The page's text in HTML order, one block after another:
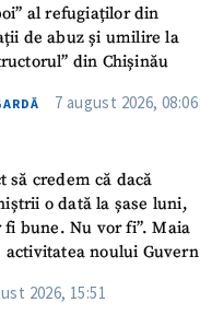
al refugiaților din
de abuz și umilire la
din Chișinău
7 august 2026, 08:06
să credem că dacă
o dată la șase luni,
bune. Nu vor fi”. Maia
activitatea noului Guvern
2026, 15:51